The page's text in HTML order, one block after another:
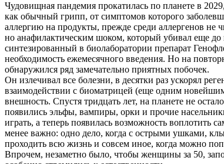
Чудовищная пандемия прокатилась по планете в
как обычный грипп, от симптомов которого
аллергию на продукты, прежде среди аллергенов
но анафилактическим шоком, который убивал еще
синтезированный в биолаборатории препарат
необходимость ежемесячного введения. Но на
обнаружился ряд замечательно приятных побочек.
Он излечивал все болезни, в десятки раз ускорял
взаимодействии с биоматрицей (еще одним
внешность. Спустя тридцать лет, на планете не
появились эльфы, вампиры, орки и прочие
играть, а теперь появилась возможность воплотить
менее важно: одно дело, когда с острыми ушками,
проходить всю жизнь и совсем иное, когда можно
Впрочем, незаметно было, чтобы женщины за 50,